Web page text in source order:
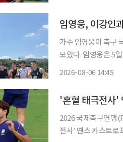
임영웅, 이강인
가수 임영웅이 축구
모았다. 임영웅은 5일 자신의 SNS에 “아우파 아틀레티(Aupa Atleti)”라는 글과 함께 여러
2026-08-06 14:45
'혼혈 태극전사'
2026 국제축구연맹
전사’ 옌스 카스트